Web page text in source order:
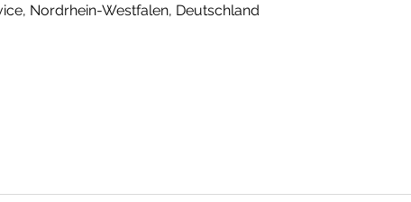
Nordrhein-Westfalen, Deutschland